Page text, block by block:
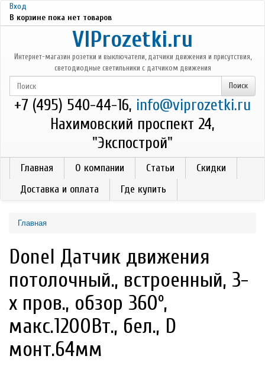
Перейти к основному содержанию
Вход
В корзине пока нет товаров
VIProzetki.ru
Интернет-магазин розетки и выключатели, датчики движения и присутствия,
светодиодные светильники с датчиком движения
+7 (495) 540-44-16, info@viprozetki.ru
Нахимовский проспект 24,
"Экспострой"
Главная О компании Статьи
Скидки
Доставка и оплата
Где купить
Главная
Donel Датчик движения
потолочный., встроенный, 3-
х пров., обзор 360º,
макс.1200Вт., бел., D
монт.64мм